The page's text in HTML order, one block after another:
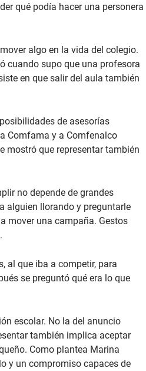
qué podía hacer una personera
algo en la vida del colegio.
cuando supo que una profesora
en que salir del aula también
de asesorías
Comfama y a Comfenalco
mostró que representar también
no depende de grandes
alguien llorando y preguntarle
mover una campaña. Gestos
al que iba a competir, para
se preguntó qué era lo que
escolar. No la del anuncio
también implica aceptar
Como plantea Marina
y un compromiso capaces de